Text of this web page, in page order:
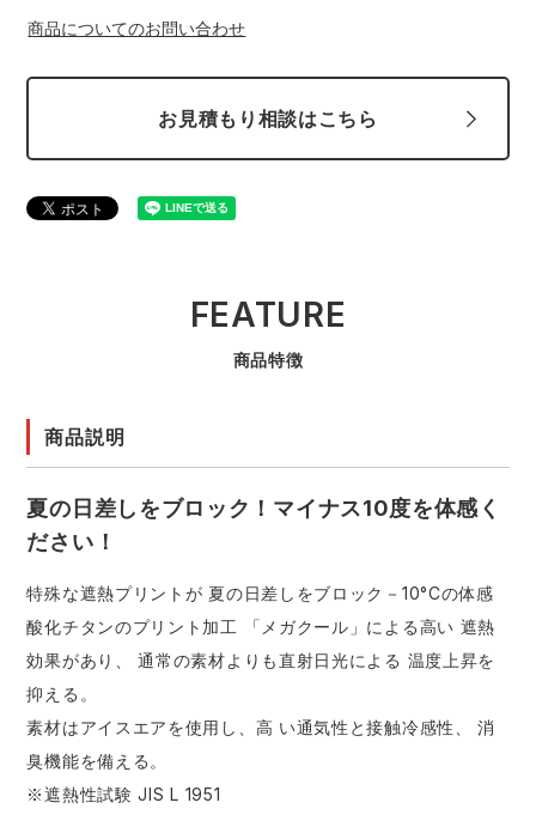
ファン付きウェア
スターライト工業
福山ゴム工業 ビッグボーン商事株式会社
商品についてのお問い合わせ
お見積もり相談はこちら
FEATURE
商品特徴
商品説明
夏の日差しをブロック！マイナス10度を体感く
ださい！
特殊な遮熱プリントが 夏の日差しをブロック－10°Cの体感
酸化チタンのプリント加工 「メガクール」による高い 遮熱
効果があり、 通常の素材よりも直射日光による 温度上昇を
抑える。
素材はアイスエアを使用し、高 い通気性と接触冷感性、 消
臭機能を備える。
※遮熱性試験 JIS L 1951